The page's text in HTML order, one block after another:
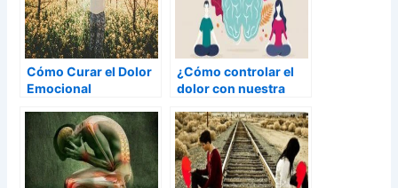
Cómo Curar el Dolor
Emocional
¿Cómo controlar el
dolor con nuestra